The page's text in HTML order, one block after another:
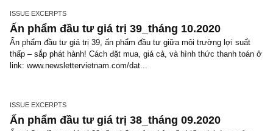
ISSUE EXCERPTS
Ấn phẩm đầu tư giá trị 40_tháng 11.2020
cả, và hình thức thanh toán ở...